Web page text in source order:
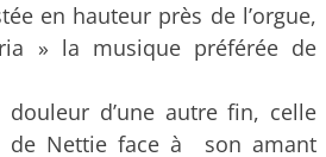
en hauteur près de l’orgue,
» la musique préférée de
douleur d’une autre fin, celle
de Nettie face à son amant